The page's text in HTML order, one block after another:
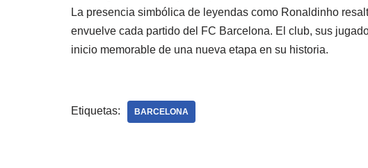
La presencia simbólica de leyendas como Ronaldinho
envuelve cada partido del FC Barcelona. El club, sus
inicio memorable de una nueva etapa en su historia.
Etiquetas: BARCELONA